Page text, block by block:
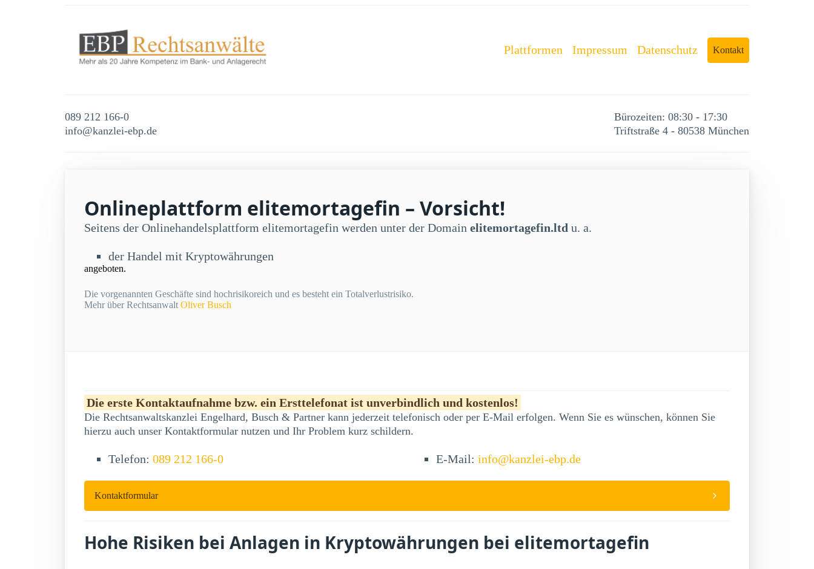
Plattformen Impressum Datenschutz Kontakt
089 212 166-0
info@kanzlei-ebp.de
Bürozeiten: 08:30 - 17:30
Triftstraße 4 - 80538 München
Onlineplattform elitemortagefin – Vorsicht!
Seitens der Onlinehandelsplattform elitemortagefin werden unter der Domain elitemortagefin.ltd u. a.
der Handel mit Kryptowährungen
angeboten.
Die vorgenannten Geschäfte sind hochrisikoreich und es besteht ein Totalverlustrisiko.
Mehr über Rechtsanwalt Oliver Busch
Die erste Kontaktaufnahme bzw. ein Ersttelefonat ist unverbindlich und kostenlos!
Die Rechtsanwaltskanzlei Engelhard, Busch & Partner kann jederzeit telefonisch oder per E-Mail erfolgen. Wenn Sie es wünschen, können Sie
hierzu auch unser Kontaktformular nutzen und Ihr Problem kurz schildern.
Telefon: 089 212 166-0 E-Mail: info@kanzlei-ebp.de
Kontaktformular
Hohe Risiken bei Anlagen in Kryptowährungen bei elitemortagefin